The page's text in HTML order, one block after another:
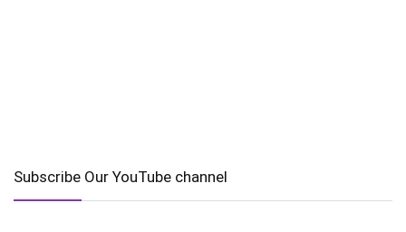
Subscribe Our YouTube channel